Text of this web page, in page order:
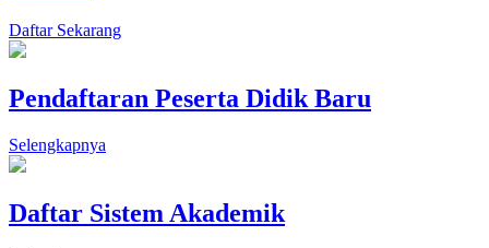
Daftar Sekarang
Pendaftaran Peserta Didik Baru
Selengkapnya
Daftar Sistem Akademik